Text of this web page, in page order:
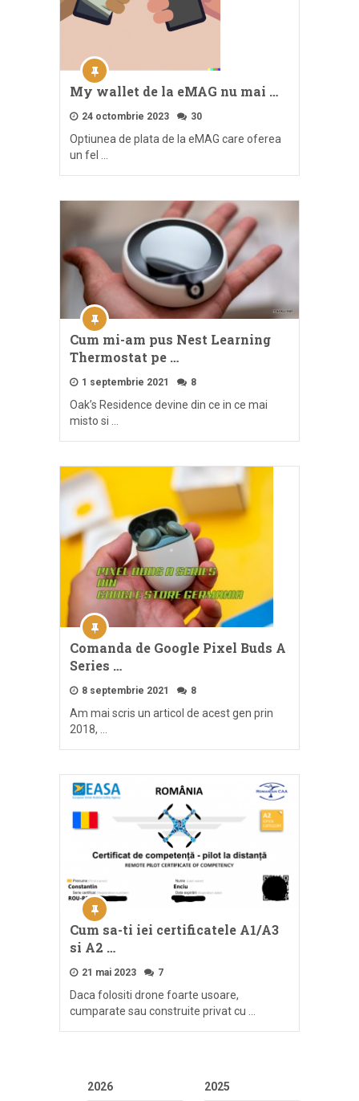
My wallet de la eMAG nu mai …
24 octombrie 2023 30
Optiunea de plata de la eMAG care oferea
un fel …
Cum mi-am pus Nest Learning
Thermostat pe …
1 septembrie 2021 8
Oak’s Residence devine din ce in ce mai
misto si …
Comanda de Google Pixel Buds A
Series …
8 septembrie 2021 8
Am mai scris un articol de acest gen prin
2018, …
Cum sa-ti iei certificatele A1/A3
si A2 …
21 mai 2023 7
Daca folositi drone foarte usoare,
cumparate sau construite privat cu …
2026 2025